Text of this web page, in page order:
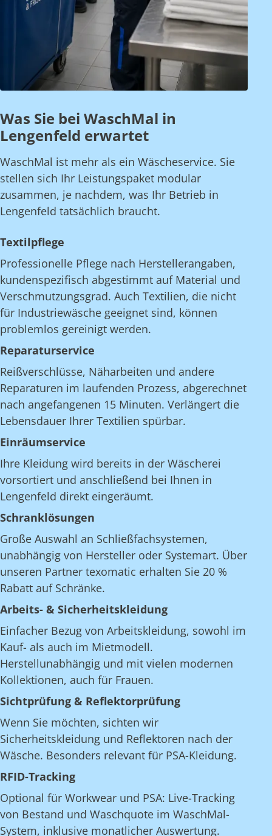
Was Sie bei WaschMal in
Lengenfeld erwartet
WaschMal ist mehr als ein Wäscheservice. Sie
stellen sich Ihr Leistungspaket modular
zusammen, je nachdem, was Ihr Betrieb in
Lengenfeld tatsächlich braucht.
Textilpflege
Professionelle Pflege nach Herstellerangaben,
kundenspezifisch abgestimmt auf Material und
Verschmutzungsgrad. Auch Textilien, die nicht
für Industriewäsche geeignet sind, können
problemlos gereinigt werden.
Reparaturservice
Reißverschlüsse, Näharbeiten und andere
Reparaturen im laufenden Prozess, abgerechnet
nach angefangenen 15 Minuten. Verlängert die
Lebensdauer Ihrer Textilien spürbar.
Einräumservice
Ihre Kleidung wird bereits in der Wäscherei
vorsortiert und anschließend bei Ihnen in
Lengenfeld direkt eingeräumt.
Schranklösungen
Große Auswahl an Schließfachsystemen,
unabhängig von Hersteller oder Systemart. Über
unseren Partner texomatic erhalten Sie 20 %
Rabatt auf Schränke.
Arbeits- & Sicherheitskleidung
Einfacher Bezug von Arbeitskleidung, sowohl im
Kauf- als auch im Mietmodell.
Herstellunabhängig und mit vielen modernen
Kollektionen, auch für Frauen.
Sichtprüfung & Reflektorprüfung
Wenn Sie möchten, sichten wir
Sicherheitskleidung und Reflektoren nach der
Wäsche. Besonders relevant für PSA-Kleidung.
RFID-Tracking
Optional für Workwear und PSA: Live-Tracking
von Bestand und Waschquote im WaschMal-
System, inklusive monatlicher Auswertung.